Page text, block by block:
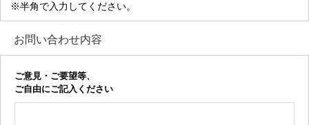
※半角で入力してください。
お問い合わせ内容
ご意見・ご要望等、
ご自由にご記入ください